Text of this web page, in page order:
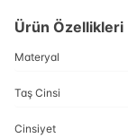
Ürün Özellikleri
Materyal
Taş Cinsi
Cinsiyet